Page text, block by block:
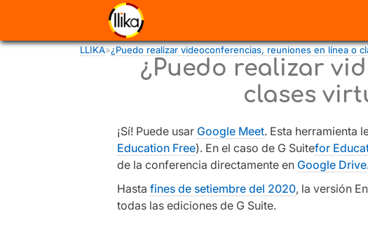
Pasar al contenido principal
Usted está aquí
LLIKA»¿Puedo realizar videoconferencias, reuniones en línea o
¿Puedo realizar
clases
¡Sí! Puede usar Google Meet. Esta herramienta
Education Free). En el caso de G Suitefor
de la conferencia directamente en Google Drive
Hasta fines de setiembre del 2020, la versión
todas las ediciones de G Suite.